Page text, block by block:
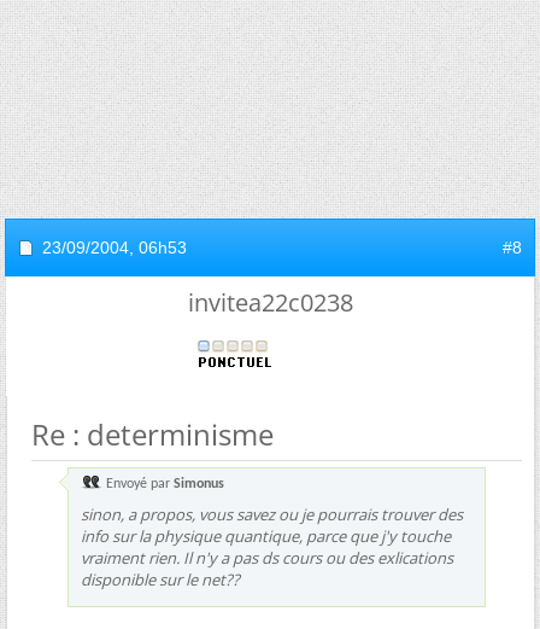
23/09/2004, 06h53 #8
invitea22c0238
Re : determinisme
Envoyé par Simonus
sinon, a propos, vous savez ou je pourrais trouver des
info sur la physique quantique, parce que j'y touche
vraiment rien. Il n'y a pas ds cours ou des exlications
disponible sur le net??